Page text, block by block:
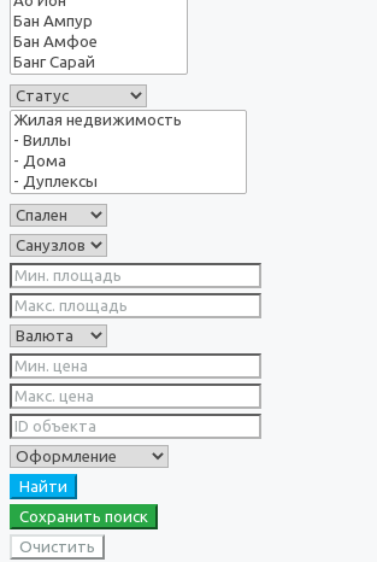
Найти
Сохранить поиск
Очистить